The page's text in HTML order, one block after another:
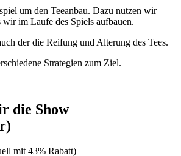
um den Teeanbau. Dazu nutzen wir
im Laufe des Spiels aufbauen.
der die Reifung und Alterung des Tees.
Strategien zum Ziel.
die Show
mit 43% Rabatt)